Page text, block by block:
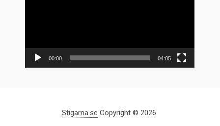
00:00 04:05
Stigarna.se Copyright © 2026.